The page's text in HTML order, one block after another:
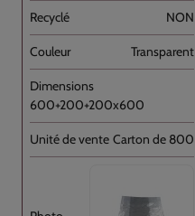
NON
Transparent
600+200+200x600
Carton de 800